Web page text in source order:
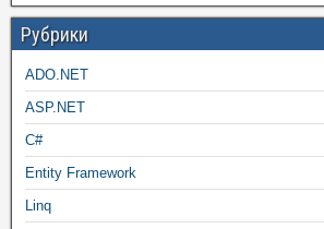
Рубрики
ADO.NET
ASP.NET
C#
Entity Framework
Linq